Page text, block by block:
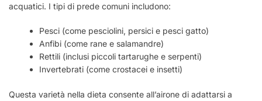
acquatici. I tipi di prede comuni includono:
Pesci (come pesciolini, persici e pesci gatto)
Anfibi (come rane e salamandre)
Rettili (inclusi piccoli tartarughe e serpenti)
Invertebrati (come crostacei e insetti)
Questa varietà nella dieta consente all’airone di adattarsi a